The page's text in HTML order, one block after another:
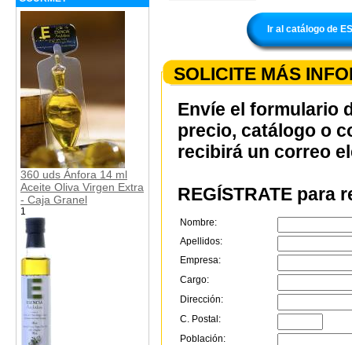
360 uds Ánfora 14 ml
Aceite Oliva Virgen Extra
- Caja Granel
1
Ir al catálogo de
SOLICITE MÁS
Envíe el formulario
precio, catálogo o
recibirá un correo
REGÍSTRATE para
Nombre:
Apellidos:
Empresa:
Cargo:
Dirección:
C. Postal:
Población: